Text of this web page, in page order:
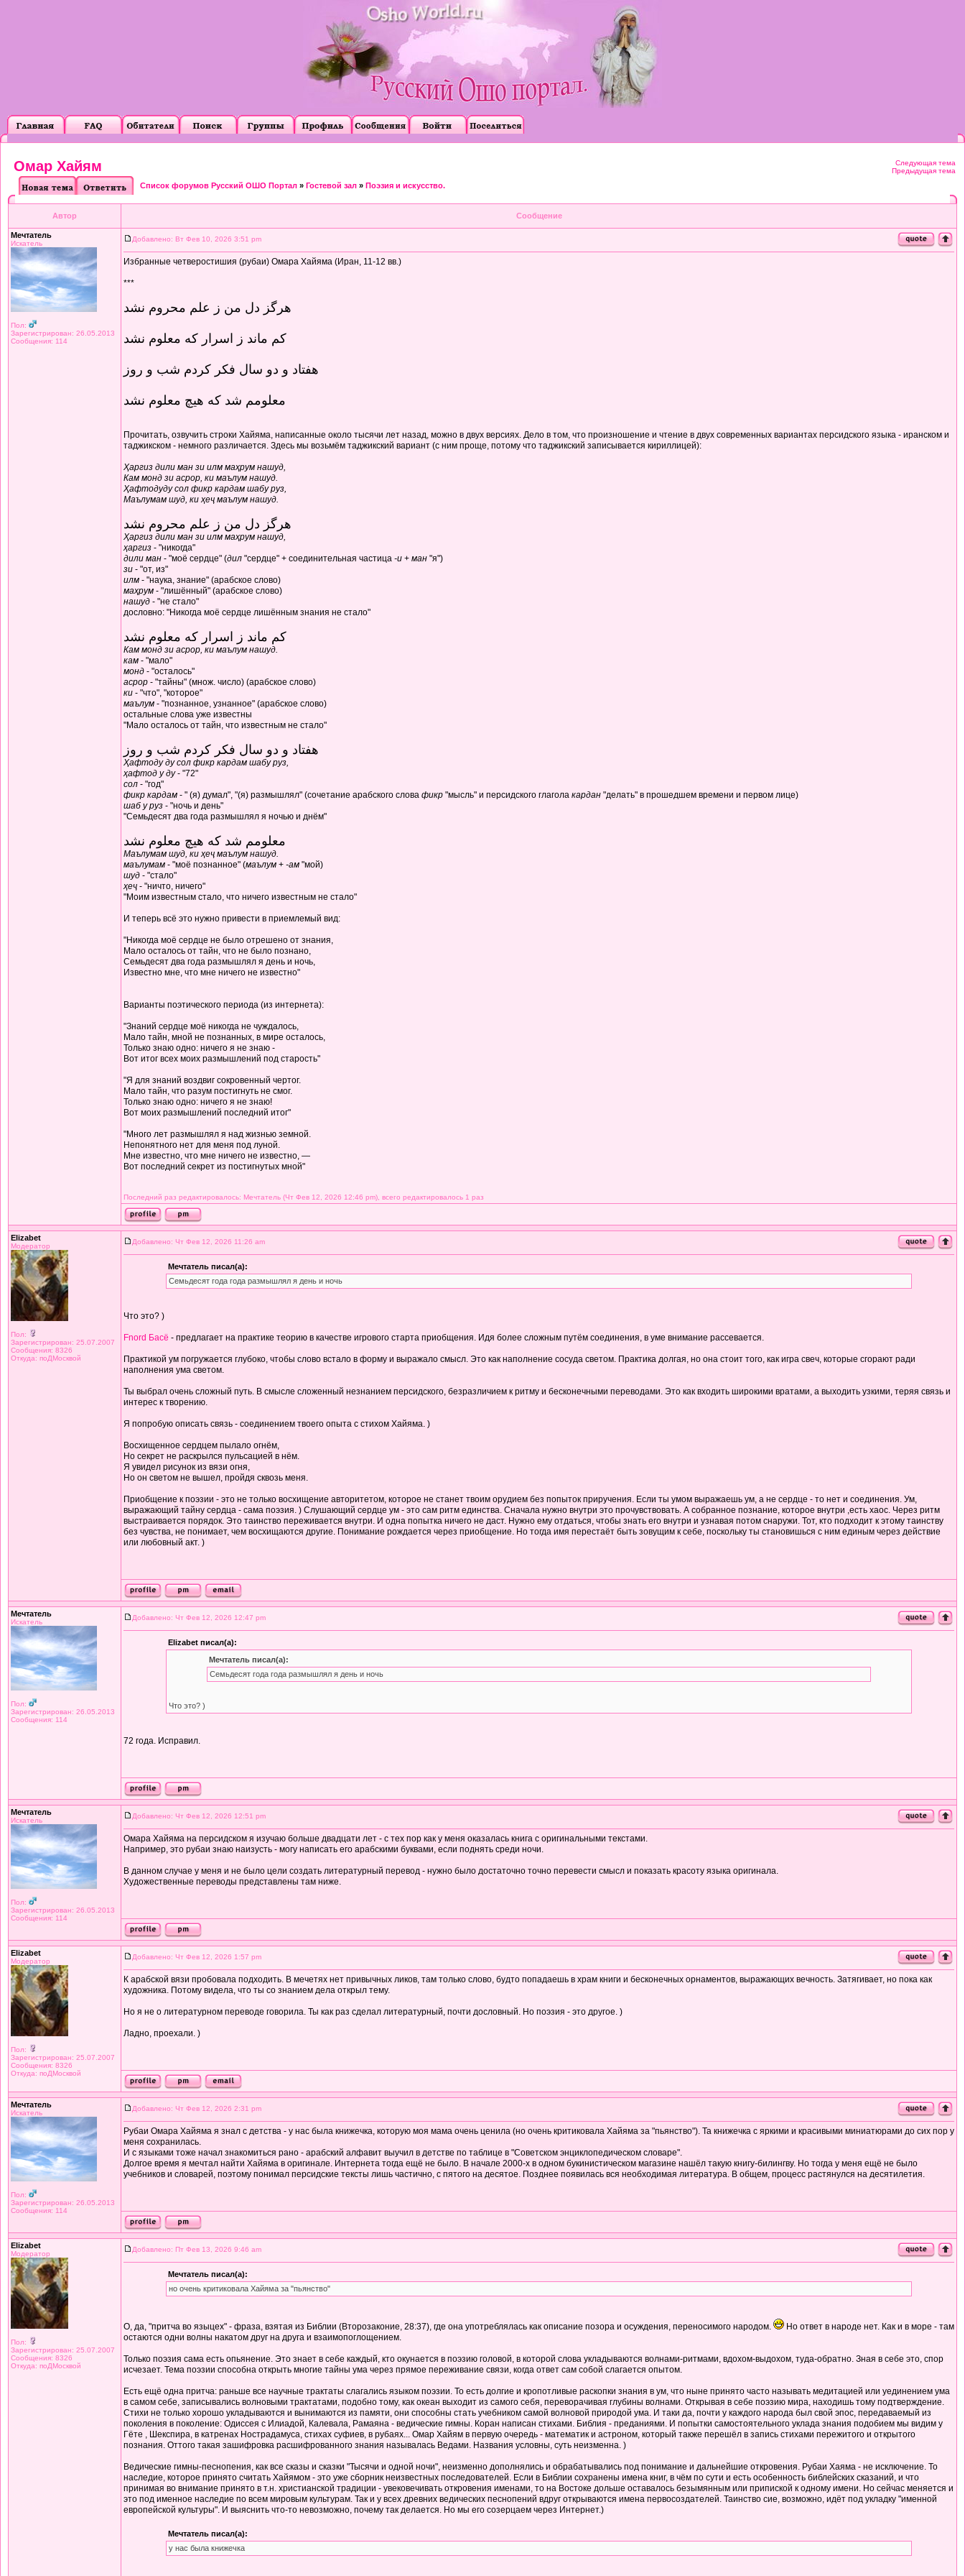
Омар Хайям
Следующая тема
Предыдущая тема
Список форумов Русский ОШО Портал » Гостевой зал » Поэзия и искусство.
Автор Сообщение
Мечтатель
Искатель
Пол:
Зарегистрирован: 26.05.2013
Сообщения: 114
Добавлено: Вт Фев 10, 2026 3:51 pm
Избранные четверостишия (рубаи) Омара Хайяма (Иран, 11-12 вв.)
***
هرگز دل من ز علم محروم نشد
کم ماند ز اسرار که معلوم نشد
هفتاد و دو سال فکر کردم شب و روز
معلومم شد که هیچ معلوم نشد
Прочитать, озвучить строки Хайяма, написанные около тысячи лет назад, можно в двух версиях. Дело в том, что произношение и чтение в двух современных вариантах персидского языка - иранском и
таджикском - немного различается. Здесь мы возьмём таджикский вариант (с ним проще, потому что таджикский записывается кириллицей):
Ҳаргиз дили ман зи илм маҳрум нашуд,
Кам монд зи асрор, ки маълум нашуд.
Ҳафтодуду сол фикр кардам шабу руз,
Маълумам шуд, ки ҳеҷ маълум нашуд.
هرگز دل من ز علم محروم نشد
Ҳаргиз дили ман зи илм маҳрум нашуд,
ҳаргиз - "никогда"
дили ман - "моё сердце" (дил "сердце" + соединительная частица -и + ман "я")
зи - "от, из"
илм - "наука, знание" (арабское слово)
маҳрум - "лишённый" (арабское слово)
нашуд - "не стало"
дословно: "Никогда моё сердце лишённым знания не стало"
کم ماند ز اسرار که معلوم نشد
Кам монд зи асрор, ки маълум нашуд.
кам - "мало"
монд - "осталось"
асрор - "тайны" (множ. число) (арабское слово)
ки - "что", "которое"
маълум - "познанное, узнанное" (арабское слово)
остальные слова уже известны
"Мало осталось от тайн, что известным не стало"
هفتاد و دو سال فکر کردم شب و روز
Ҳафтоду ду сол фикр кардам шабу руз,
ҳафтод у ду- "72"
сол - "год"
фикр кардам - " (я) думал", "(я) размышлял" (сочетание арабского слова фикр "мысль" и персидского глагола кардан "делать" в прошедшем времени и первом лице)
шаб у руз - "ночь и день"
"Семьдесят два года размышлял я ночью и днём"
معلومم شد که هیچ معلوم نشد
Маълумам шуд, ки ҳеҷ маълум нашуд.
маълумам - "моё познанное" (маълум + -ам "мой)
шуд - "стало"
ҳеҷ - "ничто, ничего"
"Моим известным стало, что ничего известным не стало"
И теперь всё это нужно привести в приемлемый вид:
"Никогда моё сердце не было отрешено от знания,
Мало осталось от тайн, что не было познано,
Семьдесят два года размышлял я день и ночь,
Известно мне, что мне ничего не известно"
Варианты поэтического периода (из интернета):
"Знаний сердце моё никогда не чуждалось,
Мало тайн, мной не познанных, в мире осталось,
Только знаю одно: ничего я не знаю -
Вот итог всех моих размышлений под старость"
"Я для знаний воздвиг сокровенный чертог.
Мало тайн, что разум постигнуть не смог.
Только знаю одно: ничего я не знаю!
Вот моих размышлений последний итог"
"Много лет размышлял я над жизнью земной.
Непонятного нет для меня под луной.
Мне известно, что мне ничего не известно, —
Вот последний секрет из постигнутых мной"
Последний раз редактировалось: Мечтатель (Чт Фев 12, 2026 12:46 pm), всего редактировалось 1 раз
Elizabet
Модератор
Пол:
Зарегистрирован: 25.07.2007
Сообщения: 8326
Откуда: поДМосквой
Добавлено: Чт Фев 12, 2026 11:26 am
Мечтатель писал(а):
Семьдесят года года размышлял я день и ночь
Что это? )
Fnord Басё - предлагает на практике теорию в качестве игрового старта приобщения. Идя более сложным путём соединения, в уме внимание рассевается.
Практикой ум погружается глубоко, чтобы слово встало в форму и выражало смысл. Это как наполнение сосуда светом. Практика долгая, но она стоит того, как игра свеч, которые сгорают ради
наполнения ума светом.
Ты выбрал очень сложный путь. В смысле сложенный незнанием персидского, безразличием к ритму и бесконечными переводами. Это как входить широкими вратами, а выходить узкими, теряя связь и
интерес к творению.
Я попробую описать связь - соединением твоего опыта с стихом Хайяма. )
Восхищенное сердцем пылало огнём,
Но секрет не раскрылся пульсацией в нём.
Я увидел рисунок из вязи огня,
Но он светом не вышел, пройдя сквозь меня.
Приобщение к поэзии - это не только восхищение авторитетом, которое не станет твоим орудием без попыток приручения. Если ты умом выражаешь ум, а не сердце - то нет и соединения. Ум,
выражающий тайну сердца - сама поэзия. ) Слушающий сердце ум - это сам ритм единства. Сначала нужно внутри это прочувствовать. А собранное познание, которое внутри ,есть хаос. Через ритм
выстраивается порядок. Это таинство переживается внутри. И одна попытка ничего не даст. Нужно ему отдаться, чтобы знать его внутри и узнавая потом снаружи. Тот, кто подходит к этому таинству
без чувства, не понимает, чем восхищаются другие. Понимание рождается через приобщение. Но тогда имя перестаёт быть зовущим к себе, поскольку ты становишься с ним единым через действие
или любовный акт. )
Мечтатель
Искатель
Пол:
Зарегистрирован: 26.05.2013
Сообщения: 114
Добавлено: Чт Фев 12, 2026 12:47 pm
Elizabet писал(а):
Мечтатель писал(а):
Семьдесят года года размышлял я день и ночь
Что это? )
72 года. Исправил.
Мечтатель
Искатель
Пол:
Зарегистрирован: 26.05.2013
Сообщения: 114
Добавлено: Чт Фев 12, 2026 12:51 pm
Омара Хайяма на персидском я изучаю больше двадцати лет - с тех пор как у меня оказалась книга с оригинальными текстами.
Например, это рубаи знаю наизусть - могу написать его арабскими буквами, если поднять среди ночи.
В данном случае у меня и не было цели создать литературный перевод - нужно было достаточно точно перевести смысл и показать красоту языка оригинала.
Художественные переводы представлены там ниже.
Elizabet
Модератор
Пол:
Зарегистрирован: 25.07.2007
Сообщения: 8326
Откуда: поДМосквой
Добавлено: Чт Фев 12, 2026 1:57 pm
К арабской вязи пробовала подходить. В мечетях нет привычных ликов, там только слово, будто попадаешь в храм книги и бесконечных орнаментов, выражающих вечность. Затягивает, но пока как
художника. Потому видела, что ты со знанием дела открыл тему.
Но я не о литературном переводе говорила. Ты как раз сделал литературный, почти дословный. Но поэзия - это другое. )
Ладно, проехали. )
Мечтатель
Искатель
Пол:
Зарегистрирован: 26.05.2013
Сообщения: 114
Добавлено: Чт Фев 12, 2026 2:31 pm
Рубаи Омара Хайяма я знал с детства - у нас была книжечка, которую моя мама очень ценила (но очень критиковала Хайяма за "пьянство"). Та книжечка с яркими и красивыми миниатюрами до сих пор у
меня сохранилась.
И с языками тоже начал знакомиться рано - арабский алфавит выучил в детстве по таблице в "Советском энциклопедическом словаре".
Долгое время я мечтал найти Хайяма в оригинале. Интернета тогда ещё не было. В начале 2000-х в одном букинистическом магазине нашёл такую книгу-билингву. Но тогда у меня ещё не было
учебников и словарей, поэтому понимал персидские тексты лишь частично, с пятого на десятое. Позднее появилась вся необходимая литература. В общем, процесс растянулся на десятилетия.
Elizabet
Модератор
Пол:
Зарегистрирован: 25.07.2007
Сообщения: 8326
Откуда: поДМосквой
Добавлено: Пт Фев 13, 2026 9:46 am
Мечтатель писал(а):
но очень критиковала Хайяма за "пьянство"
О, да, "притча во языцех" - фраза, взятая из Библии (Второзаконие, 28:37), где она употреблялась как описание позора и осуждения, переносимого народом.
Но ответ в народе нет. Как и в море - там
остаются одни волны накатом друг на друга и взаимопоглощением.
Только поэзия сама есть опьянение. Это знает в себе каждый, кто окунается в поэзию головой, в которой слова укладываются волнами-ритмами, вдохом-выдохом, туда-обратно. Зная в себе это, спор
исчезает. Тема поэзии способна открыть многие тайны ума через прямое переживание связи, когда ответ сам собой слагается опытом.
Есть ещё одна притча: раньше все научные трактаты слагались языком поэзии. То есть долгие и кропотливые раскопки знания в ум, что ныне принято часто называть медитацией или уединением ума
в самом себе, записывались волновыми трактатами, подобно тому, как океан выходит из самого себя, переворачивая глубины волнами. Открывая в себе поэзию мира, находишь тому подтверждение.
Стихи не только хорошо укладываются и вынимаются из памяти, они способны стать учебником самой волновой природой ума. И таки да, почти у каждого народа был свой эпос, передаваемый из
поколения в поколение: Одиссея с Илиадой, Калевала, Рамаяна - ведические гимны. Коран написан стихами. Библия - преданиями. И попытки самостоятельного уклада знания подобием мы видим у
Гёте , Шекспира, в катренах Нострадамуса, стихах суфиев, в рубаях... Омар Хайям в первую очередь - математик и астроном, который также перешёл в запись стихами пережитого и открытого
познания. Оттого такая зашифровка расшифрованного знания называлась Ведами. Названия условны, суть неизменна. )
Ведические гимны-песнопения, как все сказы и сказки "Тысячи и одной ночи", неизменно дополнялись и обрабатывались под понимание и дальнейшие откровения. Рубаи Хаяма - не исключение. То
наследие, которое принято считать Хайямом - это уже сборник неизвестных последователей. Если в Библии сохранены имена книг, в чём по сути и есть особенность библейских сказаний, и что
принимая во внимание принято в т.н. христианской традиции - увековечивать откровения именами, то на Востоке дольше оставалось безымянным или припиской к одному имени. Но сейчас меняется и
это под именное наследие по всем мировым культурам. Так и у всех древних ведических песнопений вдруг открываются имена первосоздателей. Таинство сие, возможно, идёт под укладку "именной
европейской культуры". И выяснить что-то невозможно, почему так делается. Но мы его созерцаем через Интернет.)
Мечтатель писал(а):
у нас была книжечка